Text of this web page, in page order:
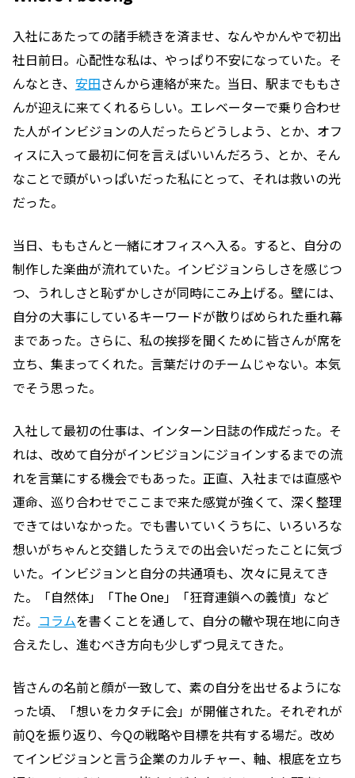
入社にあたっての諸手続きを済ませ、なんやかんやで初出
社日前日。心配性な私は、やっぱり不安になっていた。そ
んなとき、 安田さんから連絡が来た。当日、駅までももさ
んが迎えに来てくれるらしい。エレベーターで乗り合わせ
た人がインビジョンの人だったらどうしよう、とか、オフ
ィスに入って最初に何を言えばいいんだろう、とか、そん
なことで頭がいっぱいだった私にとって、それは救いの光
だった。
当日、ももさんと一緒にオフィスへ入る。すると、自分の
制作した楽曲が流れていた。インビジョンらしさを感じつ
つ、うれしさと恥ずかしさが同時にこみ上げる。壁には、
自分の大事にしているキーワードが散りばめられた垂れ幕
まであった。さらに、私の挨拶を聞くために皆さんが席を
立ち、集まってくれた。言葉だけのチームじゃない。本気
でそう思った。
入社して最初の仕事は、インターン日誌の作成だった。そ
れは、改めて自分がインビジョンにジョインするまでの流
れを言葉にする機会でもあった。正直、入社までは直感や
運命、巡り合わせでここまで来た感覚が強くて、深く整理
できてはいなかった。でも書いていくうちに、いろいろな
想いがちゃんと交錯したうえでの出会いだったことに気づ
いた。インビジョンと自分の共通項も、次々に見えてき
た。「自然体」「The One」「狂育連鎖への義憤」など
だ。 コラムを書くことを通して、自分の轍や現在地に向き
合えたし、進むべき方向も少しずつ見えてきた。
皆さんの名前と顔が一致して、素の自分を出せるようにな
った頃、「想いをカタチに会」が開催された。それぞれが
前Qを振り返り、今Qの戦略や目標を共有する場だ。改め
てインビジョンと言う企業のカルチャー、軸、根底を立ち